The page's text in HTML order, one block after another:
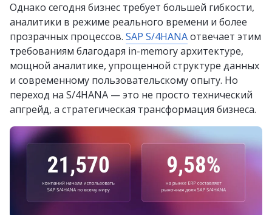
Однако сегодня бизнес требует большей гибкости,
аналитики в режиме реального времени и более
прозрачных процессов. SAP S/4HANAотвечает этим
требованиям благодаря in-memory архитектуре,
мощной аналитике, упрощенной структуре данных
и современному пользовательскому опыту. Но
переход на S/4HANA — это не просто технический
апгрейд, а стратегическая трансформация бизнеса.